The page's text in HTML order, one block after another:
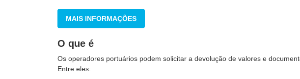
MAIS INFORMAÇÕES
O que é
Os operadores portuários podem solicitar a devolução de valores e
Entre eles: